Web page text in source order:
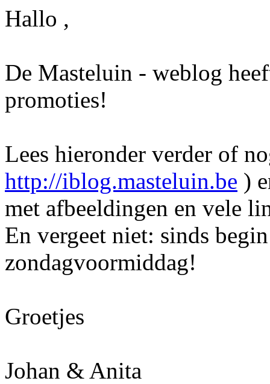
Hallo ,
De Masteluin - weblog
promoties!
Lees hieronder verder of
http://iblog.masteluin.be )
met afbeeldingen en vele
En vergeet niet: sinds
zondagvoormiddag!
Groetjes
Johan & Anita